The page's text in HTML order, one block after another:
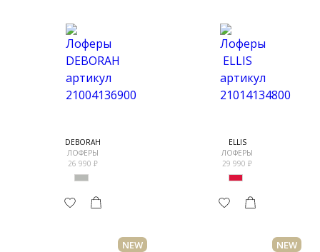
DEBORAH
ЛОФЕРЫ
26 990
ELLIS
ЛОФЕРЫ
29 990
NEW NEW